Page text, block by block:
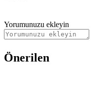
Yorumunuzu ekleyin
Önerilen